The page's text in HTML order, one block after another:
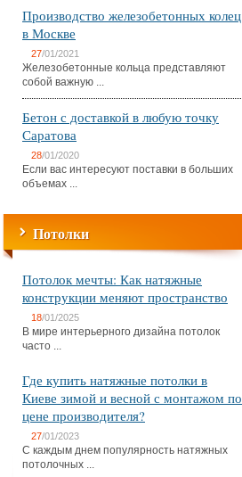
Производство железобетонных колец
в Москве
27/01/2021
Железобетонные кольца представляют
собой важную ...
Бетон с доставкой в любую точку
Саратова
28/01/2020
Если вас интересуют поставки в больших
объемах ...
Потолки
Потолок мечты: Как натяжные
конструкции меняют пространство
18/01/2025
В мире интерьерного дизайна потолок
часто ...
Где купить натяжные потолки в
Киеве зимой и весной с монтажом по
цене производителя?
27/01/2023
С каждым днем популярность натяжных
потолочных ...